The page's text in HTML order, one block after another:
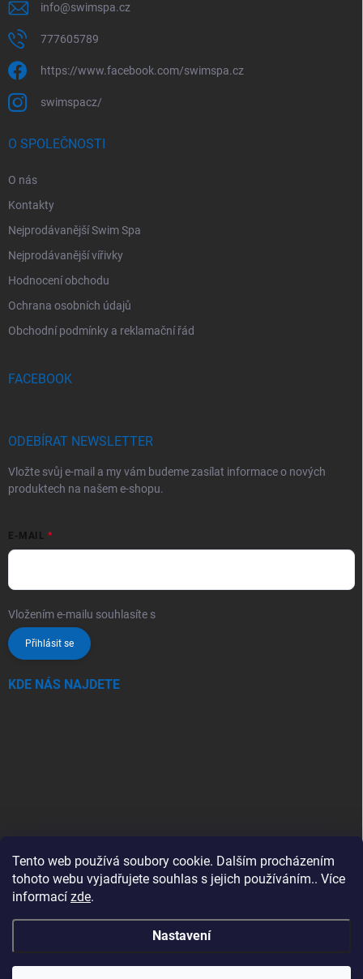
Tento web používá soubory cookie. Dalším procházením
tohoto webu vyjadřujete souhlas s jejich používáním.. Více
informací zde.
Nastavení
info@swimspa.cz
777605789
https://www.facebook.com/swimspa.cz
swimspacz/
O SPOLEČNOSTI
O nás
Kontakty
Nejprodávanější Swim Spa
Nejprodávanější vířivky
Hodnocení obchodu
Ochrana osobních údajů
Obchodní podmínky a reklamační řád
FACEBOOK
ODEBÍRAT NEWSLETTER
Vložte svůj e-mail a my vám budeme zasílat informace o nových
produktech na našem e-shopu.
E-MAIL
Vložením e-mailu souhlasíte s
Přihlásit se
KDE NÁS NAJDETE
Copyright 2026SwimSpa.cz. Všechna práva vyhrazena.Upravit nastavení